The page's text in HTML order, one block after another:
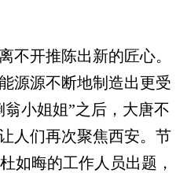
开推陈出新的匠心。
源源不断地制造出更受
翁小姐姐”之后，大唐不
人们再次聚焦西安。节
如晦的工作人员出题，